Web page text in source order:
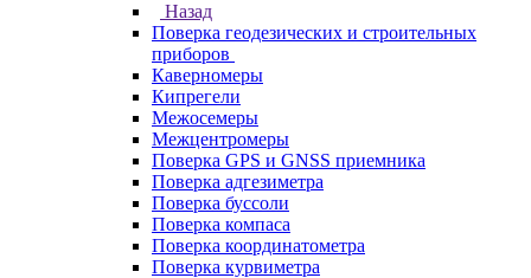
Назад
Поверка геодезических и строительных
приборов
Каверномеры
Кипрегели
Межосемеры
Межцентромеры
Поверка GPS и GNSS приемника
Поверка адгезиметра
Поверка буссоли
Поверка компаса
Поверка координатометра
Поверка курвиметра